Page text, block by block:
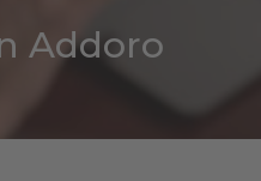
Addoro